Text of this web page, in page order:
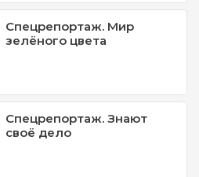
Спецрепортаж. Мир
зелёного цвета
Спецрепортаж. Знают
своё дело